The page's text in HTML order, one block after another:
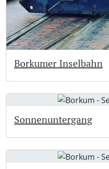
Borkumer Inselbahn
Sonnenuntergang